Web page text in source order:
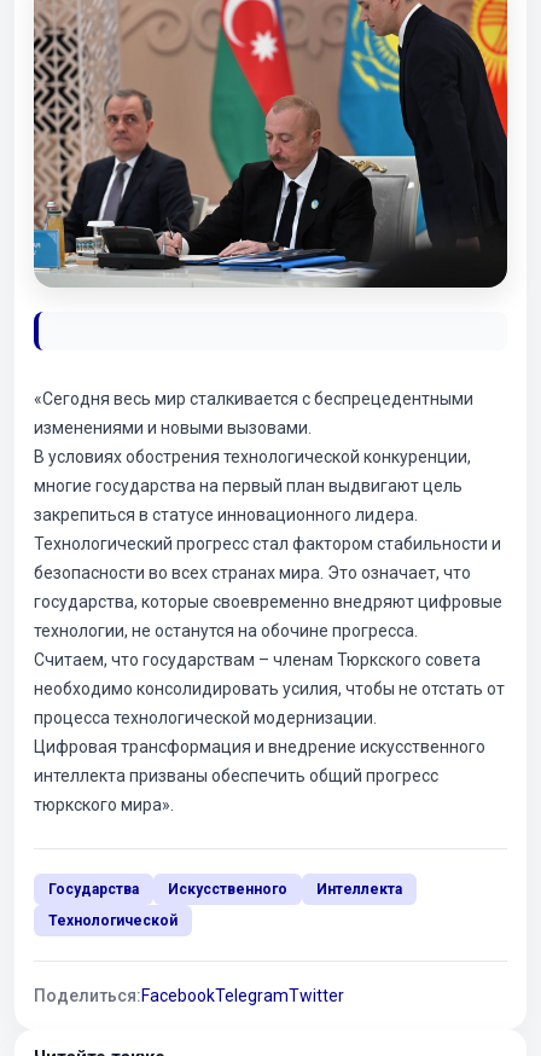
«Сегодня весь мир сталкивается с беспрецедентными
изменениями и новыми вызовами.
В условиях обострения технологической конкуренции,
многие государства на первый план выдвигают цель
закрепиться в статусе инновационного лидера.
Технологический прогресс стал фактором стабильности и
безопасности во всех странах мира. Это означает, что
государства, которые своевременно внедряют цифровые
технологии, не останутся на обочине прогресса.
Считаем, что государствам – членам Тюркского совета
необходимо консолидировать усилия, чтобы не отстать от
процесса технологической модернизации.
Цифровая трансформация и внедрение искусственного
интеллекта призваны обеспечить общий прогресс
тюркского мира».
Государства Искусственного
Интеллекта
Технологической
Поделиться:FacebookTelegramTwitter